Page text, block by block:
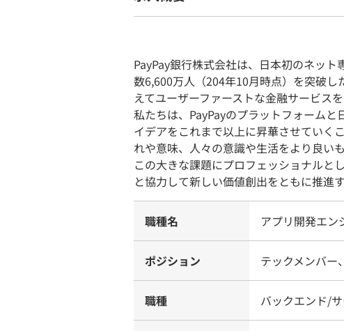
PayPay銀行株式会社は、日本初のネッ
数6,600万人（204年10月時点）を突破
えてユーザーファーストな金融サービス
私たちは、PayPayのプラットフォーム
イデアをこれまで以上に昇華させていく
れや意味、人々の意識や生活をより良い
この大きな課題にプロフェッショナルと
と協力して新しい価値創出をともに推進
職種名 アプリ開発エン
ポジション テックメンバー
職種 バックエンド/